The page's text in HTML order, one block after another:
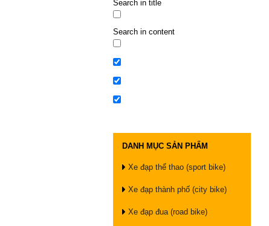
Search in title
Search in content
DANH MỤC SẢN PHẨM
Xe đạp thể thao (sport bike)
Xe đạp thành phố (city bike)
Xe đạp đua (road bike)